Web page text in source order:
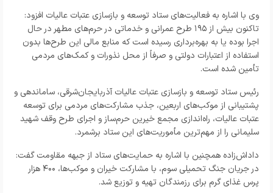
وی با اشاره به فعالیت‌های ستاد توسعه و بازسازی عتبات عالیات افزود:
تاکنون بیش از ۱۹۵ طرح عمرانی و خدماتی در حرم‌های مطهر در حال
اجرا بوده یا به بهره‌برداری رسیده است که منابع مالی این طرح‌ها بدون
استفاده از اعتبارات دولتی و صرفاً از محل نذورات و کمک‌های مردمی
تأمین شده است.
رئیس ستاد توسعه و بازسازی عتبات عالیات آذربایجان‌شرقی، ساماندهی و
پشتیبانی از موکب‌های اربعین، جذب مشارکت‌های مردمی برای توسعه
عتبات عالیات، راه‌اندازی مجمع خیرین حرم‌ساز و اجرای طرح وقف شهید
سلیمانی را از مهم‌ترین مأموریت‌های این ستاد برشمرد.
داداش‌زاده همچنین با اشاره به حمایت‌های ستاد از جبهه مقاومت گفت:
در جریان جنگ تحمیلی سوم، با مشارکت خیران و موکب‌ها، ۴۰۰ هزار
پرس غذای گرم برای رزمندگان تهیه و توزیع شد.